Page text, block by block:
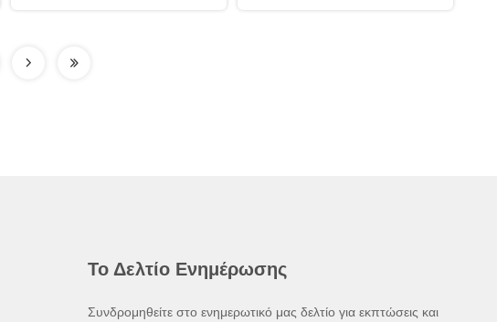
Το Δελτίο Ενημέρωσης
Συνδρομηθείτε στο ενημερωτικό μας δελτίο για εκπτώσεις και